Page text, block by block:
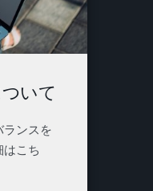
いて
ランスを
はこち